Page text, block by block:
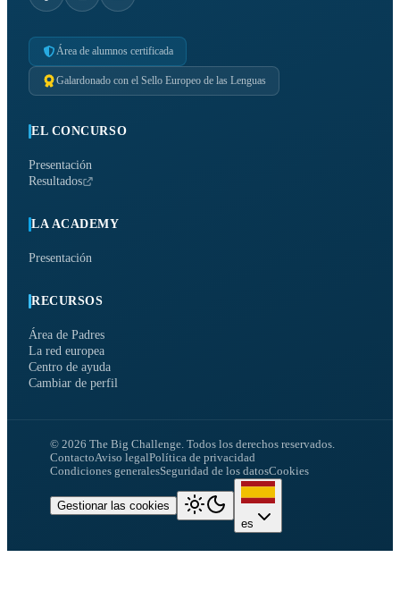
Área de alumnos certificada
Galardonado con el Sello Europeo de las Lenguas
EL CONCURSO
Presentación
Resultados
LA ACADEMY
Presentación
RECURSOS
Área de Padres
La red europea
Centro de ayuda
Cambiar de perfil
© 2026 The Big Challenge. Todos los derechos reservados.
ContactoAviso legalPolítica de privacidad
Condiciones generalesSeguridad de los datosCookies
Gestionar las cookies
es